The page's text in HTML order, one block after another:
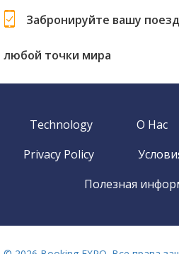
Забронируйте вашу
любой точки мира
Technology О Нас
Privacy Policy
Полезная